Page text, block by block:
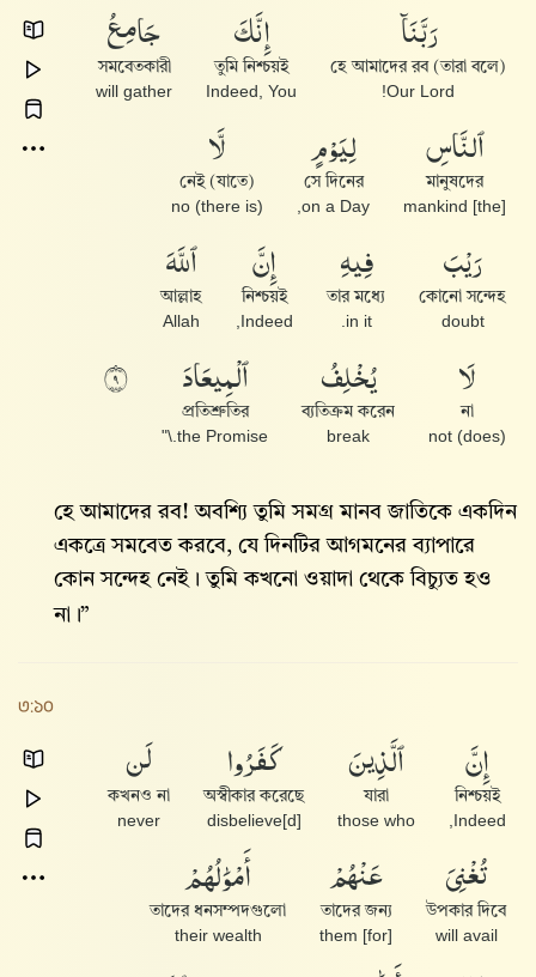
رَبَّنَآ
(তারা বলে) হে আমাদের রব
Our Lord!
إِنَّكَ
তুমি নিশ্চয়ই
Indeed, You
جَامِعُ
সমবেতকারী
will gather
ٱلنَّاسِ
মানুষদের
[the] mankind
لِيَوْمٍ
সে দিনের
on a Day,
لَّا
নেই (যাতে)
(there is) no
رَيْبَ
কোনো সন্দেহ
doubt
فِيهِ
তার মধ্যে
in it.
إِنَّ
নিশ্চয়ই
Indeed,
ٱللَّهَ
আল্লাহ
Allah
لَا
না
(does) not
يُخْلِفُ
ব্যতিক্রম করেন
break
ٱلْمِيعَادَ
প্রতিশ্রুতির
the Promise.\"
٩
হে আমাদের রব! অবশ্যি তুমি সমগ্র মানব জাতিকে একদিন
একত্রে সমবেত করবে, যে দিনটির আগমনের ব্যাপারে
কোন সন্দেহ নেই। তুমি কখনো ওয়াদা থেকে বিচ্যুত হও
না।”
৩:১০
إِنَّ
নিশ্চয়ই
Indeed,
ٱلَّذِينَ
যারা
those who
كَفَرُوا۟
অস্বীকার করেছে
disbelieve[d]
لَن
কখনও না
never
تُغْنِىَ
উপকার দিবে
will avail
عَنْهُمْ
তাদের জন্য
[for] them
أَمْوَٰلُهُمْ
তাদের ধনসম্পদগুলো
their wealth